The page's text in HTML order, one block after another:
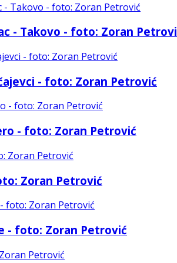
- Takovo - foto: Zoran
- foto: Zoran Petrović
- foto: Zoran Petrović
Zoran Petrović
- foto: Zoran Petrović